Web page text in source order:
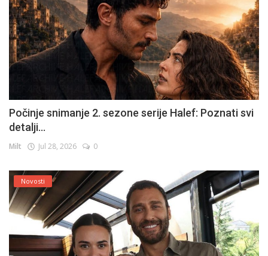
Počinje snimanje 2. sezone serije Halef: Poznati svi
detalji...
Milt Jul 28, 2026 0
Novosti